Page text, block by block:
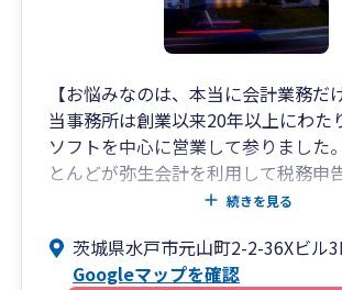
【お悩みなのは、本当に会計業務だ
当事務所は創業以来20年以上にわた
ソフトを中心に営業して参りました
とんどが弥生会計を利用して税務申
計、株価算定などを行っております
いとの評判を頂いております。事務
は32.6歳。比較的大きく事務所を運
続きを見る
茨城県水戸市元山町2-2-36Xビル
Googleマップを確認